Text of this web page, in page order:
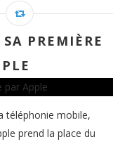
PREMIÈRE
téléphonie mobile,
prend la place du